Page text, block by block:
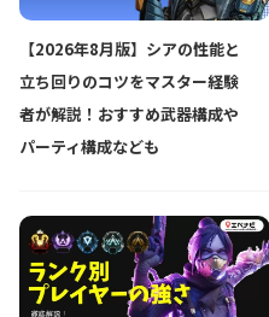
【2026年8月版】シアの性能と
立ち回りのコツをマスター経験
者が解説！おすすめ武器構成や
パーティ構成なども